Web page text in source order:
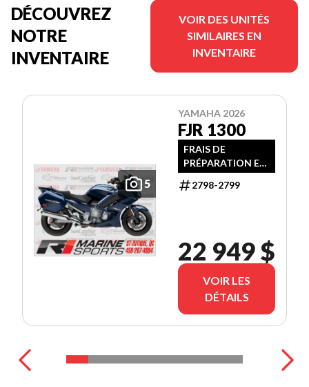
DÉCOUVREZ
NOTRE
INVENTAIRE
VOIR DES UNITÉS
SIMILAIRES EN
INVENTAIRE
5
YAMAHA 2026
FJR 1300
FRAIS DE
PRÉPARATION ET
TRANSPORT
INCLUS
2798-2799
22 949 $
VOIR LES
DÉTAILS